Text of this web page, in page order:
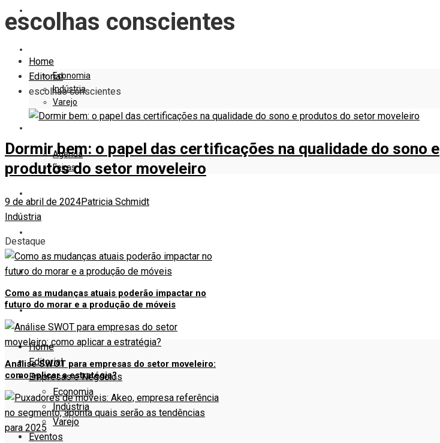
EDITORIAL
Economia
Indústria
Varejo
Agenda
Feiras
VITRINE
AUTORES
Home
Editorial
Empresas e Negócios
Economia
Indústria
Varejo
Eventos
escolhas conscientes
Home
Editorial
escolhas conscientes
Dormir bem: o papel das certificações na qualidade do sono e
produtos do setor moveleiro
9 de abril de 2024Patricia Schmidt
Indústria
Destaque
Como as mudanças atuais poderão impactar no
futuro do morar e a produção de móveis
Análise SWOT para empresas do setor moveleiro:
como aplicar a estratégia?